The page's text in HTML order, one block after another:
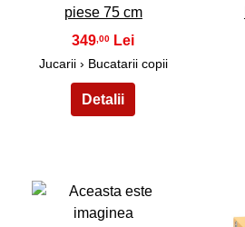
piese 75 cm
349,00
Jucarii › Bucatarii copii